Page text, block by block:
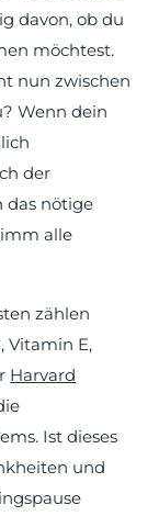
davon, ob du
möchtest.
nun zwischen
Wenn dein
der
das nötige
alle
zählen
Vitamin E,
Harvard
Ist dieses
und